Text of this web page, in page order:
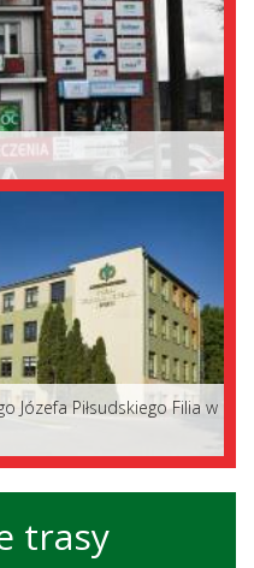
Józefa Piłsudskiego Filia w
trasy